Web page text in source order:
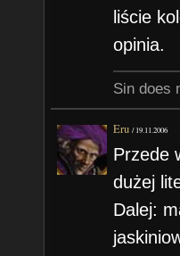
liście
opinia.
Sin does
Eru /19.11.2006
Przede
dużej
Dalej: